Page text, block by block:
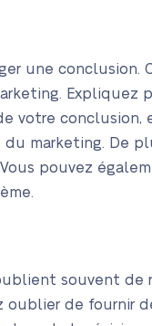
une
votre conclusion,
marketing. De
pouvez
souvent de
oublier de fournir